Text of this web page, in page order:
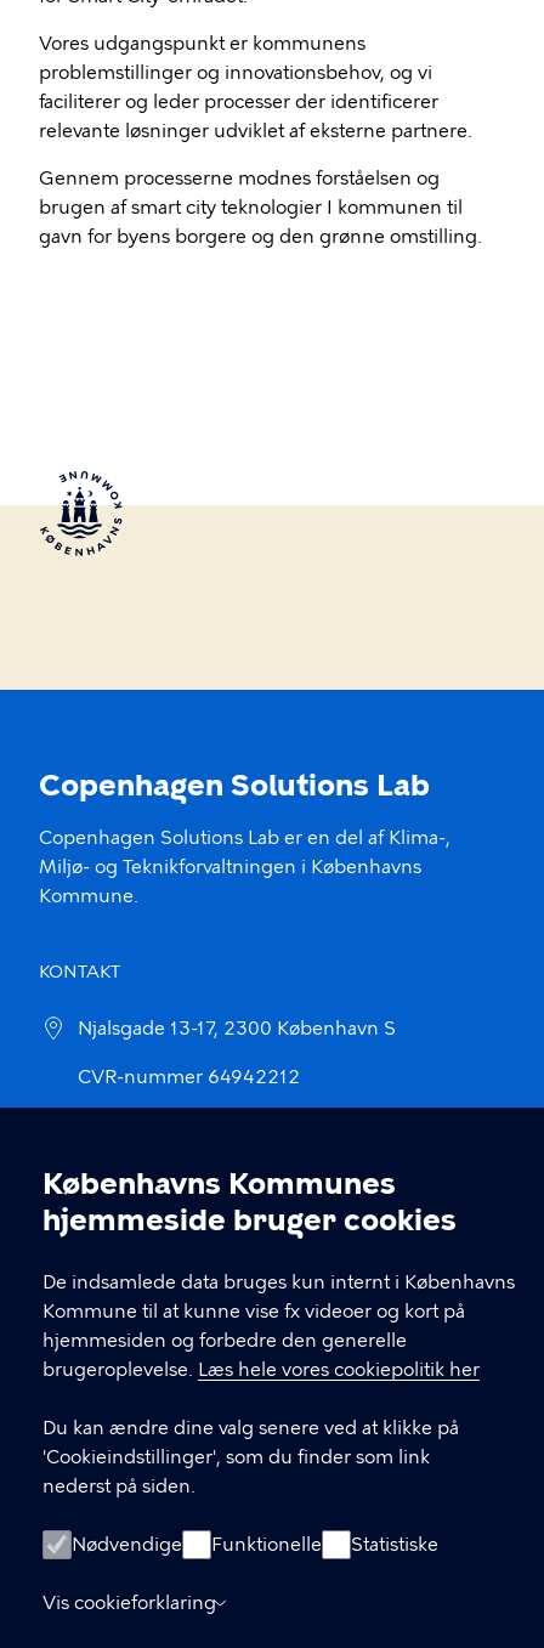
Cookieindstillinger
Københavns Kommunes
hjemmeside bruger cookies
De indsamlede data bruges kun internt i Københavns
Kommune til at kunne vise fx videoer og kort på
hjemmesiden og forbedre den generelle
brugeroplevelse. Læs hele vores cookiepolitik her
Du kan ændre dine valg senere ved at klikke på
'Cookieindstillinger', som du finder som link
nederst på siden.
Nødvendige Funktionelle Statistiske
Vis cookieforklaring
Vores udgangspunkt er kommunens
problemstillinger og innovationsbehov, og vi
faciliterer og leder processer der identificerer
relevante løsninger udviklet af eksterne partnere.
Gennem processerne modnes forståelsen og
brugen af smart city teknologier I kommunen til
gavn for byens borgere og den grønne omstilling.​
Copenhagen Solutions Lab
Copenhagen Solutions Lab er en del af Klima-,
Miljø- og Teknikforvaltningen i Københavns
Kommune.
KONTAKT
Njalsgade 13-17, 2300 København S
CVR-nummer 64942212
LINKS
Internationale besøg og delegationer (Meet
Kontakt os
Tilgængelighedserklæring (was.digst.dk)
Cookiepolitik
Cookieindstillinger